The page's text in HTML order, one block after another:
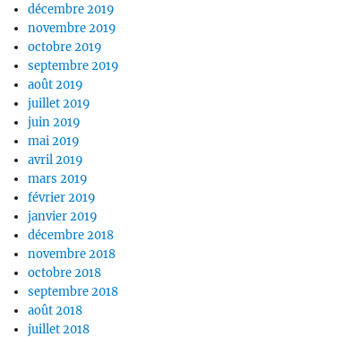
décembre 2019
novembre 2019
octobre 2019
septembre 2019
août 2019
juillet 2019
juin 2019
mai 2019
avril 2019
mars 2019
février 2019
janvier 2019
décembre 2018
novembre 2018
octobre 2018
septembre 2018
août 2018
juillet 2018